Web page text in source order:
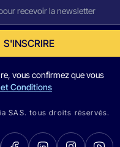
S'INSCRIRE
vous confirmez que vous
Conditions
SAS. tous droits réservés.